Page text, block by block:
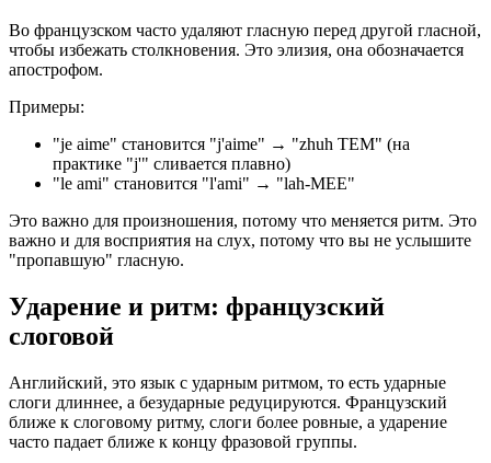
Во французском часто удаляют гласную перед другой гласной,
чтобы избежать столкновения. Это элизия, она обозначается
апострофом.
Примеры:
"je aime" становится "j'aime" → "zhuh TEM" (на
практике "j'" сливается плавно)
"le ami" становится "l'ami" → "lah-MEE"
Это важно для произношения, потому что меняется ритм. Это
важно и для восприятия на слух, потому что вы не услышите
"пропавшую" гласную.
Ударение и ритм: французский
слоговой
Английский, это язык с ударным ритмом, то есть ударные
слоги длиннее, а безударные редуцируются. Французский
ближе к слоговому ритму, слоги более ровные, а ударение
часто падает ближе к концу фразовой группы.